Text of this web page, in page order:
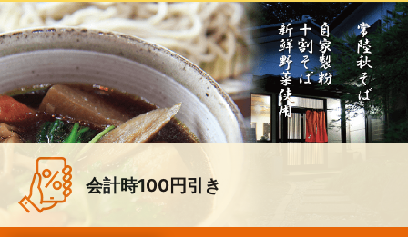
会計時100円引き